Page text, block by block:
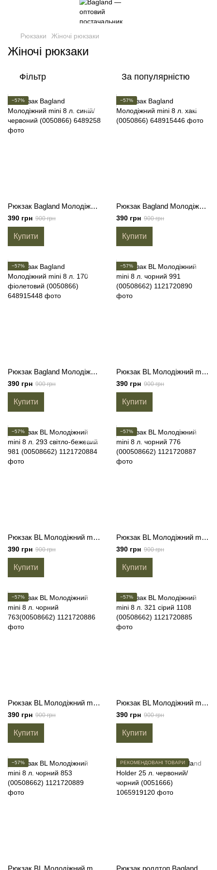
Рюкзаки Жіночі рюкзаки
Жіночі рюкзаки
Фільтр За популярністю
−57%
Рюкзак Bagland Молодіжний mini 8 л. синій/червоний (0050866)
390 грн 900 грн
Купити
−57%
Рюкзак Bagland Молодіжний mini 8 л. хакі (0050866)
390 грн 900 грн
Купити
−57%
Рюкзак Bagland Молодіжний mini 8 л. 170 фіолетовий (0050866)
390 грн 900 грн
Купити
−57%
Рюкзак BL Молодіжний mini 8 л. чорний 991 (00508662)
390 грн 900 грн
Купити
−57%
Рюкзак BL Молодіжний mini 8 л. 293 світло-бежевий 981 (00508662)
390 грн 900 грн
Купити
−57%
Рюкзак BL Молодіжний mini 8 л. чорний 776 (000508662)
390 грн 900 грн
Купити
−57%
Рюкзак BL Молодіжний mini 8 л. чорний 763(00508662)
390 грн 900 грн
Купити
−57%
Рюкзак BL Молодіжний mini 8 л. 321 сірий 1108 (00508662)
390 грн 900 грн
Купити
−57% РЕКОМЕНДОВАНІ ТОВАРИ